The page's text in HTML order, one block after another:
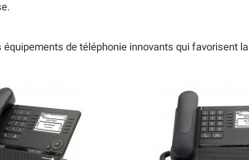
de téléphonie innovants qui